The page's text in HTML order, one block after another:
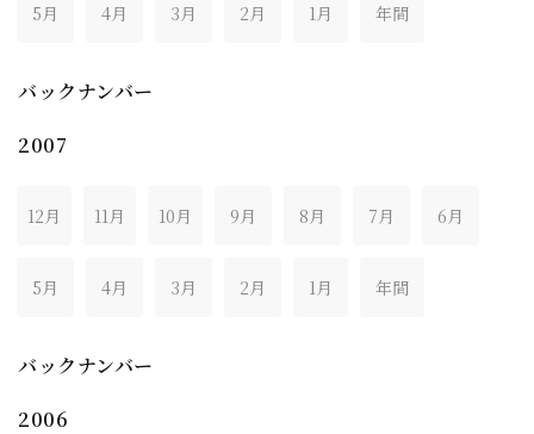
5月 4月 3月 2月 1月 年間
バックナンバー
2007
12月 11月 10月 9月 8月 7月 6月
5月 4月 3月 2月 1月 年間
バックナンバー
2006